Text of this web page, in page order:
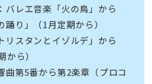
バレエ音楽「火の鳥」から
踊り」（1月定期から）
リスタンとイゾルデ」から
から）
曲第5番から第2楽章（プロコ